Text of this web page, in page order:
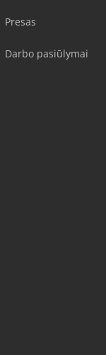
Presas
Darbo pasiūlymai